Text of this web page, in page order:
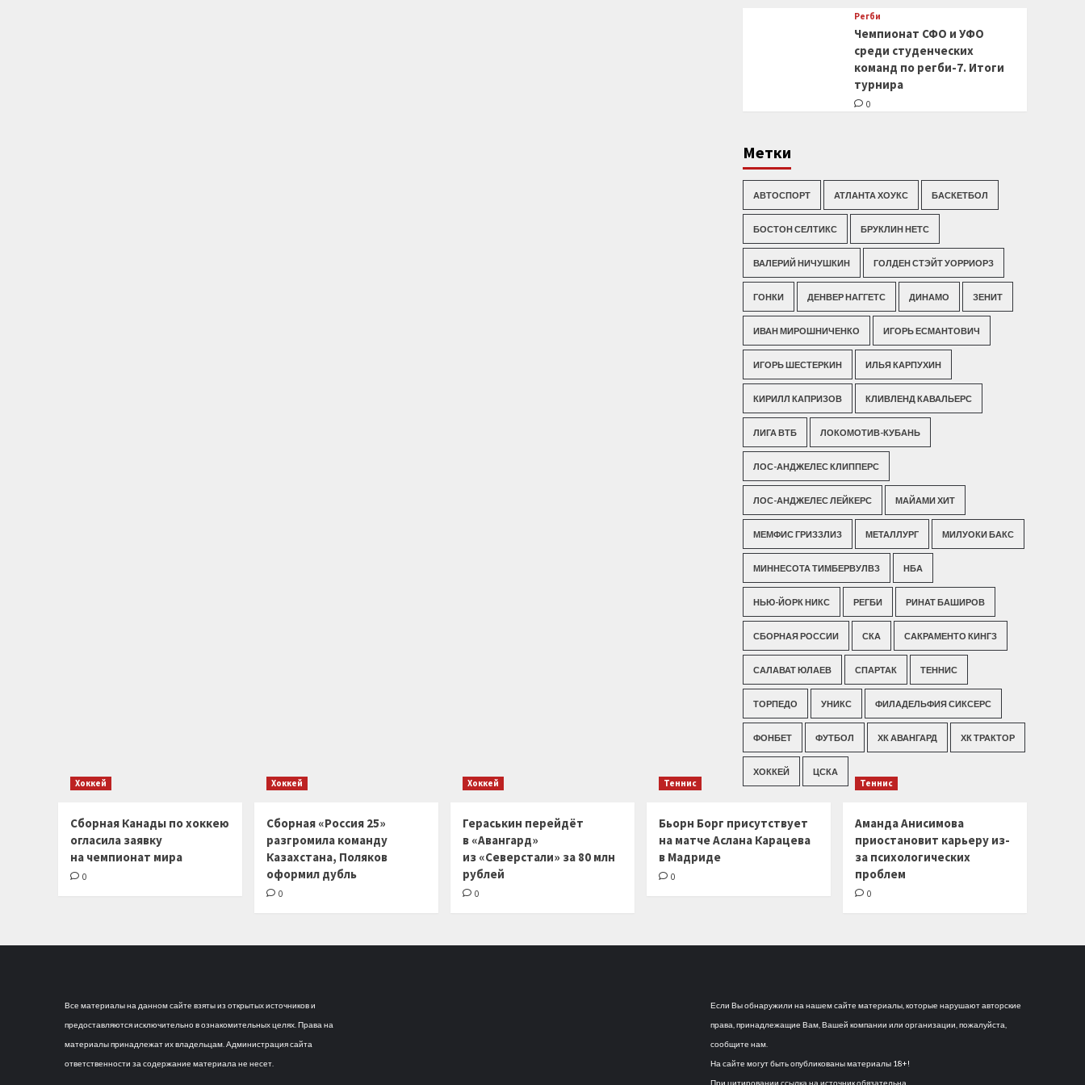
Регби
Чемпионат СФО и УФО
среди студенческих
команд по регби-7. Итоги
турнира
0
Метки
АВТОСПОРТ АТЛАНТА ХОУКС БАСКЕТБОЛ
БОСТОН СЕЛТИКС БРУКЛИН НЕТС
ВАЛЕРИЙ НИЧУШКИН ГОЛДЕН СТЭЙТ УОРРИОРЗ
ГОНКИ ДЕНВЕР НАГГЕТС ДИНАМО ЗЕНИТ
ИВАН МИРОШНИЧЕНКО ИГОРЬ ЕСМАНТОВИЧ
ИГОРЬ ШЕСТЕРКИН ИЛЬЯ КАРПУХИН
КИРИЛЛ КАПРИЗОВ КЛИВЛЕНД КАВАЛЬЕРС
ЛИГА ВТБ ЛОКОМОТИВ-КУБАНЬ
ЛОС-АНДЖЕЛЕС КЛИППЕРС
ЛОС-АНДЖЕЛЕС ЛЕЙКЕРС МАЙАМИ ХИТ
МЕМФИС ГРИЗЗЛИЗ МЕТАЛЛУРГ МИЛУОКИ БАКС
МИННЕСОТА ТИМБЕРВУЛВЗ НБА
НЬЮ-ЙОРК НИКС РЕГБИ РИНАТ БАШИРОВ
СБОРНАЯ РОССИИ СКА САКРАМЕНТО КИНГЗ
САЛАВАТ ЮЛАЕВ СПАРТАК ТЕННИС
ТОРПЕДО УНИКС ФИЛАДЕЛЬФИЯ СИКСЕРС
ФОНБЕТ ФУТБОЛ ХК АВАНГАРД ХК ТРАКТОР
ХОККЕЙ ЦСКА
Хоккей
Сборная Канады по хоккею
огласила заявку
на чемпионат мира
0
Хоккей
Сборная «Россия 25»
разгромила команду
Казахстана, Поляков
оформил дубль
0
Хоккей
Гераськин перейдёт
в «Авангард»
из «Северстали» за 80 млн
рублей
0
Теннис
Бьорн Борг присутствует
на матче Аслана Карацева
в Мадриде
0
Теннис
Аманда Анисимова
приостановит карьеру из-
за психологических
проблем
0
Все материалы на данном сайте взяты из открытых источников и
предоставляются исключительно в ознакомительных целях. Права на
материалы принадлежат их владельцам. Администрация сайта
ответственности за содержание материала не несет.
Если Вы обнаружили на нашем сайте материалы, которые нарушают авторские
права, принадлежащие Вам, Вашей компании или организации, пожалуйста,
сообщите нам.
На сайте могут быть опубликованы материалы 18+!
При цитировании ссылка на источник обязательна.